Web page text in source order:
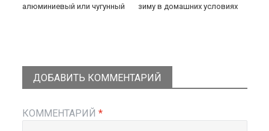
алюминиевый или чугунный
зиму в домашних условиях
ДОБАВИТЬ КОММЕНТАРИЙ
КОММЕНТАРИЙ*